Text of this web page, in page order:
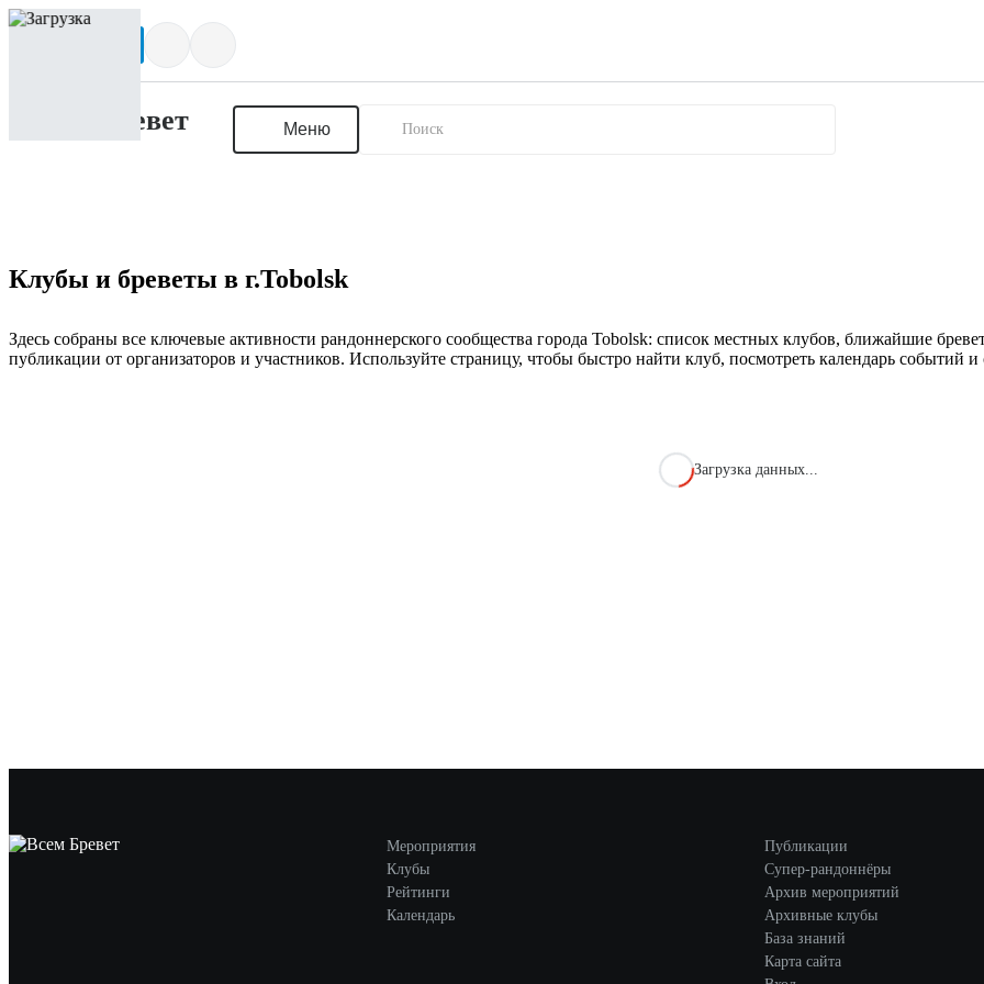
Меню
Клубы и бреветы в г.Tobolsk
Здесь собраны все ключевые активности рандоннерского сообщества города Tobolsk: список местных клубов, ближайшие
публикации от организаторов и участников. Используйте страницу, чтобы быстро найти клуб, посмотреть календарь событий
Загрузка данных...
Мероприятия
Клубы
Рейтинги
Календарь
Публикации
Супер-рандоннёры
Архив мероприятий
Архивные клубы
База знаний
Карта сайта